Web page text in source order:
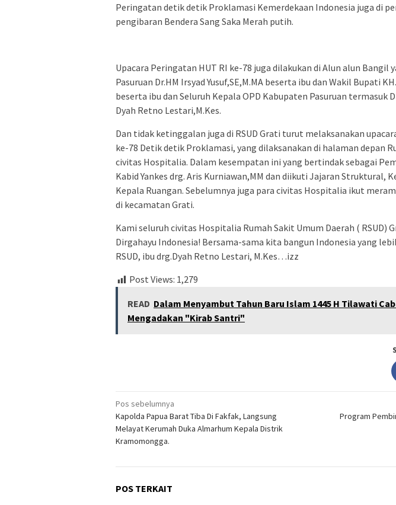
Peringatan detik detik Proklamasi Kemerdekaan Indonesia juga di
pengibaran Bendera Sang Saka Merah putih.
Upacara Peringatan HUT RI ke-78 juga dilakukan di Alun alun Bangil
Pasuruan Dr.HM Irsyad Yusuf,SE,M.MA beserta ibu dan Wakil Bupati
beserta ibu dan Seluruh Kepala OPD Kabupaten Pasuruan termasuk
Dyah Retno Lestari,M.Kes.
Dan tidak ketinggalan juga di RSUD Grati turut melaksanakan
ke-78 Detik detik Proklamasi, yang dilaksanakan di halaman depan
civitas Hospitalia. Dalam kesempatan ini yang bertindak sebagai
Kabid Yankes drg. Aris Kurniawan,MM dan diikuti Jajaran Struktural,
Kepala Ruangan. Sebelumnya juga para civitas Hospitalia ikut
di kecamatan Grati.
Kami seluruh civitas Hospitalia Rumah Sakit Umum Daerah ( RSUD)
Dirgahayu Indonesia! Bersama-sama kita bangun Indonesia yang
RSUD, ibu drg.Dyah Retno Lestari, M.Kes…izz
Post Views: 1,279
READ Dalam Menyambut Tahun Baru Islam 1445 H Tilawati
Mengadakan "Kirab Santri"
Navigasi
pos
Pos sebelumnya
Kapolda Papua Barat Tiba Di Fakfak, Langsung
Melayat Kerumah Duka Almarhum Kepala Distrik
Kramomongga.
Program
POS TERKAIT